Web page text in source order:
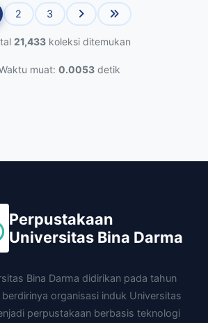
2 3
21,433 koleksi ditemukan
muat: 0.0053detik
Perpustakaan
Universitas Bina Darma
Bina Darma didirikan pada tahun
organisasi induk Universitas
perpustakaan berbasis teknologi